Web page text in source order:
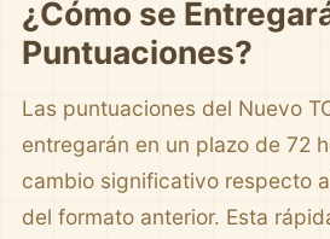
¿Cómo se
Puntuaciones?
Las puntuaciones del Nuevo
entregarán en un plazo de 72
cambio significativo respecto
del formato anterior. Esta